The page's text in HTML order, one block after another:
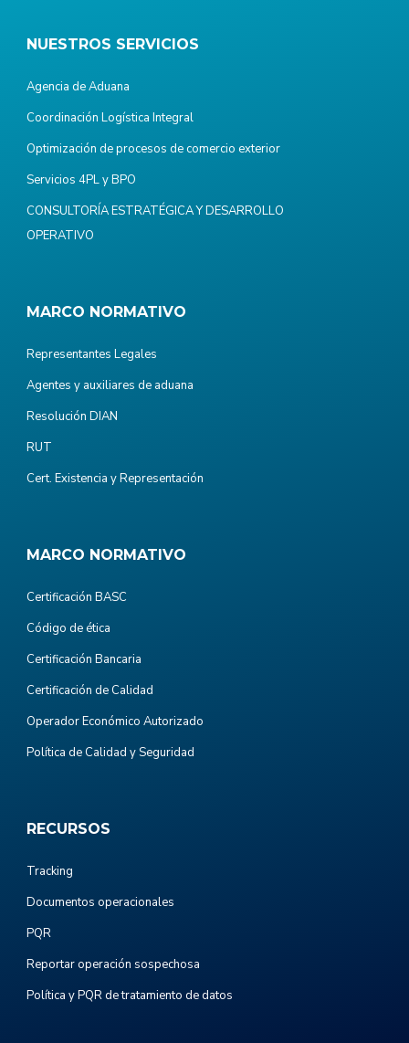
NUESTROS SERVICIOS
Agencia de Aduana
Coordinación Logística Integral
Optimización de procesos de comercio exterior
Servicios 4PL y BPO
CONSULTORÍA ESTRATÉGICA Y DESARROLLO
OPERATIVO
MARCO NORMATIVO
Representantes Legales
Agentes y auxiliares de aduana
Resolución DIAN
RUT
Cert. Existencia y Representación
MARCO NORMATIVO
Certificación BASC
Código de ética
Certificación Bancaria
Certificación de Calidad
Operador Económico Autorizado
Política de Calidad y Seguridad
RECURSOS
Tracking
Documentos operacionales
PQR
Reportar operación sospechosa
Política y PQR de tratamiento de datos